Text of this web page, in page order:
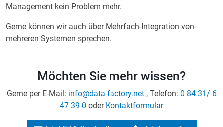
Management kein Problem mehr.
Gerne können wir auch über Mehrfach-Integration von
mehreren Systemen sprechen.
Möchten Sie mehr wissen?
Gerne per E-Mail: info@data-factory.net , Telefon: 0 84 31/ 6
47 39-0 oder Kontaktformular